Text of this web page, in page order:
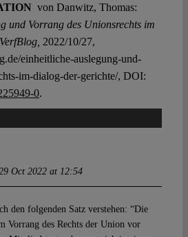
von Danwitz, Thomas:
und Vorrang des Unionsrechts im
2022/10/27,
einheitliche-auslegung-und-
im-dialog-der-gerichte/, DOI:
0.
Oct 2022 at 12:54
den folgenden Satz verstehen: “Die
Vorrang des Rechts der Union vor